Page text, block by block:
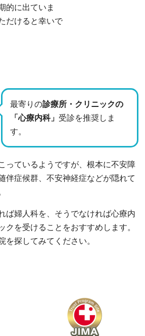
的に出ていま
だけると幸いで
最寄りの診療所・クリニックの
「心療内科」 受診を推奨しま
す。
っているようですが、根本に不安障
伴症候群、不安神経症などが隠れて
ば婦人科を、そうでなければ心療内
クを受けることをおすすめします。
を探してみてください。